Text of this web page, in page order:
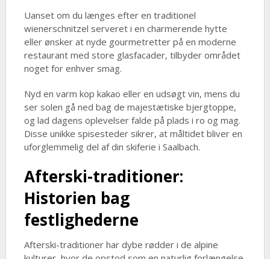
Uanset om du længes efter en traditionel
wienerschnitzel serveret i en charmerende hytte
eller ønsker at nyde gourmetretter på en moderne
restaurant med store glasfacader, tilbyder området
noget for enhver smag.
Nyd en varm kop kakao eller en udsøgt vin, mens du
ser solen gå ned bag de majestætiske bjergtoppe,
og lad dagens oplevelser falde på plads i ro og mag.
Disse unikke spisesteder sikrer, at måltidet bliver en
uforglemmelig del af din skiferie i Saalbach.
Afterski-traditioner:
Historien bag
festlighederne
Afterski-traditioner har dybe rødder i de alpine